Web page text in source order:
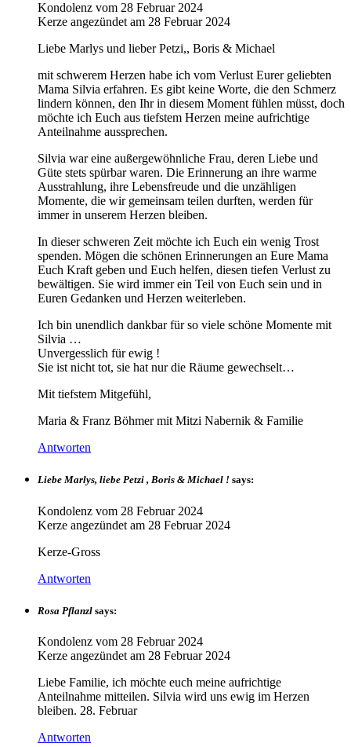
Kondolenz vom 28 Februar 2024
Kerze angezündet am 28 Februar 2024
Liebe Marlys und lieber Petzi,, Boris & Michael
mit schwerem Herzen habe ich vom Verlust Eurer geliebten
Mama Silvia erfahren. Es gibt keine Worte, die den Schmerz
lindern können, den Ihr in diesem Moment fühlen müsst, doch
möchte ich Euch aus tiefstem Herzen meine aufrichtige
Anteilnahme aussprechen.
Silvia war eine außergewöhnliche Frau, deren Liebe und
Güte stets spürbar waren. Die Erinnerung an ihre warme
Ausstrahlung, ihre Lebensfreude und die unzähligen
Momente, die wir gemeinsam teilen durften, werden für
immer in unserem Herzen bleiben.
In dieser schweren Zeit möchte ich Euch ein wenig Trost
spenden. Mögen die schönen Erinnerungen an Eure Mama
Euch Kraft geben und Euch helfen, diesen tiefen Verlust zu
bewältigen. Sie wird immer ein Teil von Euch sein und in
Euren Gedanken und Herzen weiterleben.
Ich bin unendlich dankbar für so viele schöne Momente mit
Silvia …
Unvergesslich für ewig !
Sie ist nicht tot, sie hat nur die Räume gewechselt…
Mit tiefstem Mitgefühl,
Maria & Franz Böhmer mit Mitzi Nabernik & Familie
Antworten
Liebe Marlys, liebe Petzi , Boris & Michael ! says:
Kondolenz vom 28 Februar 2024
Kerze angezündet am 28 Februar 2024
Kerze-Gross
Antworten
Rosa Pflanzl says:
Kondolenz vom 28 Februar 2024
Kerze angezündet am 28 Februar 2024
Liebe Familie, ich möchte euch meine aufrichtige
Anteilnahme mitteilen. Silvia wird uns ewig im Herzen
bleiben. 28. Februar
Antworten